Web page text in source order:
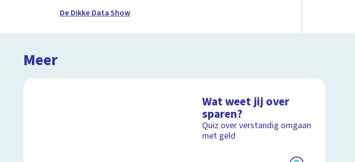
De Dikke Data Show
Meer
Wat weet jij over
sparen?
Quiz over verstandig omgaan
met geld